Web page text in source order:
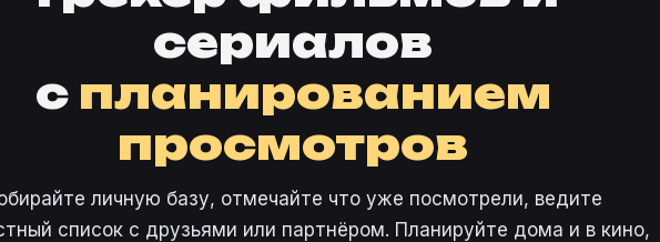
сериалов
с планированием
просмотров
личную базу, отмечайте что уже посмотрели, ведите
список с друзьями или партнёром. Планируйте дома и в кино,